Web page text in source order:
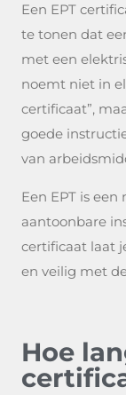
Een EPT
te tonen dat
met een
noemt niet in
certificaat”,
goede
van
Een EPT is
aantoonbare
certificaat laat
en veilig met
Hoe